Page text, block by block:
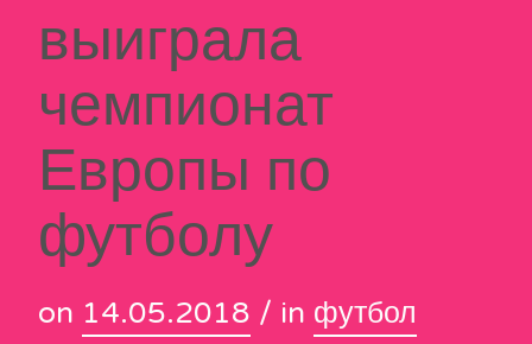
выиграла
чемпионат
Европы по
футболу
on 14.05.2018 / in футбол